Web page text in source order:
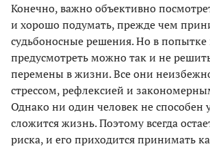
Конечно, важно объективно
и хорошо подумать, прежде чем
судьбоносные решения. Но в попытке
предусмотреть можно так и не
перемены в жизни. Все они
стрессом, рефлексией и
Однако ни один человек не способен
сложится жизнь. Поэтому всегда
риска, и его приходится принимать